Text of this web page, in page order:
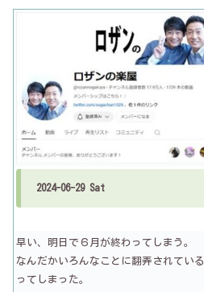
2024-06-29 Sat
早い、明日で６月が終わってしまう。
なんだかいろんなことに翻弄されてい
ってしまった。